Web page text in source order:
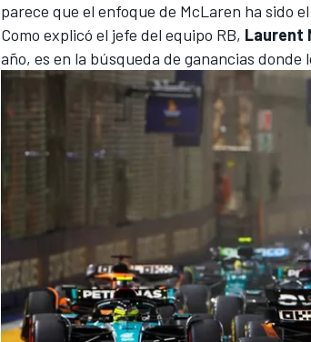
parece que el enfoque de McLaren ha sido
Como explicó el jefe del equipo RB, Laurent
año, es en la búsqueda de ganancias